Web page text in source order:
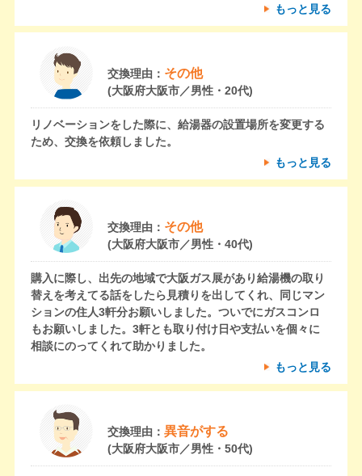
もっと見る
交換理由： その他
(大阪府大阪市／男性・20代)
リノベーションをした際に、給湯器の設置場所を変更する
ため、交換を依頼しました。
もっと見る
交換理由： その他
(大阪府大阪市／男性・40代)
購入に際し、出先の地域で大阪ガス展があり給湯機の取り
替えを考えてる話をしたら見積りを出してくれ、同じマン
ションの住人3軒分お願いしました。ついでにガスコンロ
もお願いしました。3軒とも取り付け日や支払いを個々に
相談にのってくれて助かりました。
もっと見る
交換理由： 異音がする
(大阪府大阪市／男性・50代)